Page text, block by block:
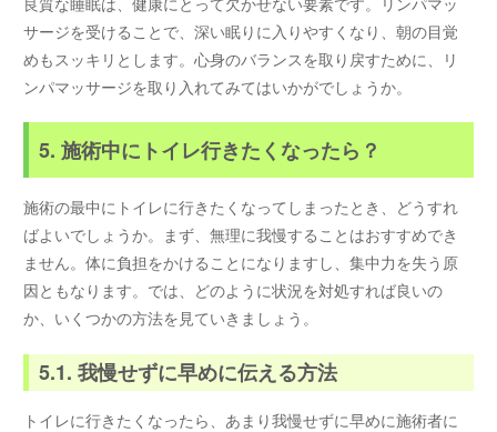
サージを受けることで、深い眠りに入りやすくなり、朝の目覚
めもスッキリとします。心身のバランスを取り戻すために、リ
ンパマッサージを取り入れてみてはいかがでしょうか。
5. 施術中にトイレ行きたくなったら？
施術の最中にトイレに行きたくなってしまったとき、どうすれ
ばよいでしょうか。まず、無理に我慢することはおすすめでき
ません。体に負担をかけることになりますし、集中力を失う原
因ともなります。では、どのように状況を対処すれば良いの
か、いくつかの方法を見ていきましょう。
5.1. 我慢せずに早めに伝える方法
トイレに行きたくなったら、あまり我慢せずに早めに施術者に